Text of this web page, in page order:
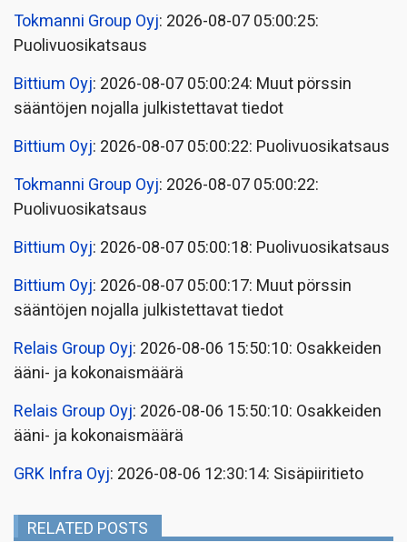
Tokmanni Group Oyj: 2026-08-07 05:00:25:
Puolivuosikatsaus
Bittium Oyj: 2026-08-07 05:00:24: Muut pörssin
sääntöjen nojalla julkistettavat tiedot
Bittium Oyj: 2026-08-07 05:00:22: Puolivuosikatsaus
Tokmanni Group Oyj: 2026-08-07 05:00:22:
Puolivuosikatsaus
Bittium Oyj: 2026-08-07 05:00:18: Puolivuosikatsaus
Bittium Oyj: 2026-08-07 05:00:17: Muut pörssin
sääntöjen nojalla julkistettavat tiedot
Relais Group Oyj: 2026-08-06 15:50:10: Osakkeiden
ääni- ja kokonaismäärä
Relais Group Oyj: 2026-08-06 15:50:10: Osakkeiden
ääni- ja kokonaismäärä
GRK Infra Oyj: 2026-08-06 12:30:14: Sisäpiiritieto
RELATED POSTS